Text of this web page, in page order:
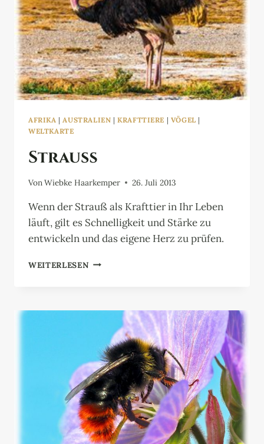
AFRIKA |AUSTRALIEN |KRAFTTIERE | VÖGEL |
WELTKARTE
Strauß
VonWiebke Haarkemper 26. Juli 2013
Wenn der Strauß als Krafttier in Ihr Leben
läuft, gilt es Schnelligkeit und Stärke zu
entwickeln und das eigene Herz zu prüfen.
WEITERLESEN STRAUSS